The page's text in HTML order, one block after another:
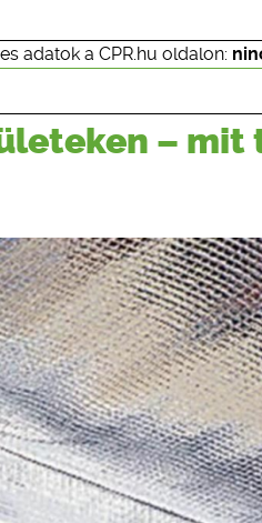
adatok a CPR.hu oldalon:
– mit